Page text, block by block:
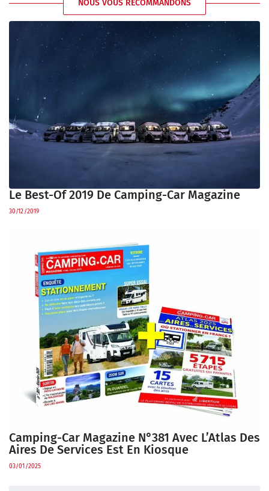
NOUS VOUS RECOMMANDONS
Le Best-Of 2019 De Camping-Car Magazine
30/12/2019
Camping-Car Magazine N°381 Avec L’Atlas Des
Aires De Services Est En Kiosque
03/01/2025